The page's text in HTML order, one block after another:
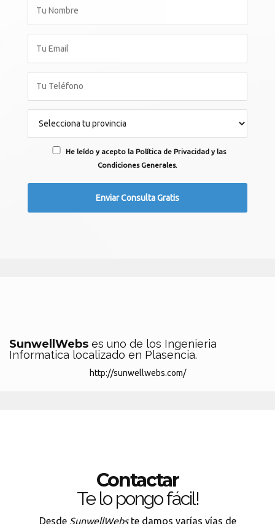
He leído y acepto la Política de Privacidad y las
Condiciones Generales.
SunwellWebs es uno de los Ingenieria
Informatica localizado en Plasencia.
http://sunwellwebs.com/
Contactar
Te lo pongo fácil!
Desde SunwellWebste damos varías vías de